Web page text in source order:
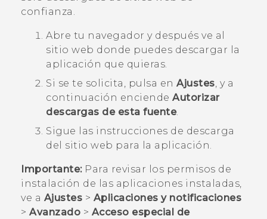
confianza.
Abre tu navegador y después ve al
sitio web donde puedes descargar la
aplicación que quieras.
Si se te solicita, pulsa en Ajustes, y a
continuación enciende Autorizar
descargas de esta fuente.
Sigue las instrucciones de descarga
del sitio web para la aplicación.
Importante:Para revisar los permisos de
instalación de las aplicaciones instaladas,
ve a Ajustes > Aplicaciones y notificaciones
> Avanzado > Acceso especial de